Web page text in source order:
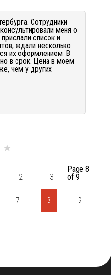
Сотрудники
меня о
список и
ждали несколько
их оформлением. В
в срок. Цена в моем
чем у других
2 3
7 8 9
Page 8
of 9